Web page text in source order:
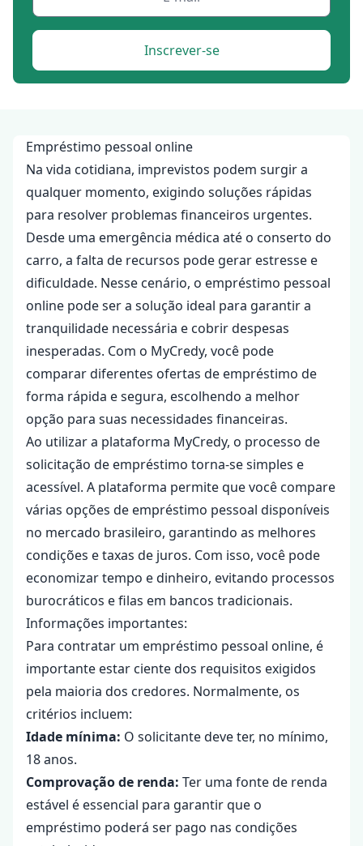
Inscrever-se
Empréstimo pessoal online
Na vida cotidiana, imprevistos podem surgir a
qualquer momento, exigindo soluções rápidas
para resolver problemas financeiros urgentes.
Desde uma emergência médica até o conserto do
carro, a falta de recursos pode gerar estresse e
dificuldade. Nesse cenário, o empréstimo pessoal
online pode ser a solução ideal para garantir a
tranquilidade necessária e cobrir despesas
inesperadas. Com o MyCredy, você pode
comparar diferentes ofertas de empréstimo de
forma rápida e segura, escolhendo a melhor
opção para suas necessidades financeiras.
Ao utilizar a plataforma MyCredy, o processo de
solicitação de empréstimo torna-se simples e
acessível. A plataforma permite que você compare
várias opções de empréstimo pessoal disponíveis
no mercado brasileiro, garantindo as melhores
condições e taxas de juros. Com isso, você pode
economizar tempo e dinheiro, evitando processos
burocráticos e filas em bancos tradicionais.
Informações importantes:
Para contratar um empréstimo pessoal online, é
importante estar ciente dos requisitos exigidos
pela maioria dos credores. Normalmente, os
critérios incluem:
Idade mínima: O solicitante deve ter, no mínimo,
18 anos.
Comprovação de renda: Ter uma fonte de renda
estável é essencial para garantir que o
empréstimo poderá ser pago nas condições